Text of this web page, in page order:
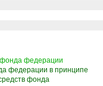
фонда федерации
федерации в принципе
фонда